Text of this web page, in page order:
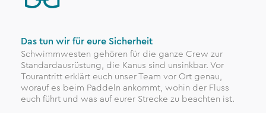
Das tun wir für eure Sicherheit
Schwimmwesten gehören für die ganze Crew zur
Standardausrüstung, die Kanus sind unsinkbar. Vor
Tourantritt erklärt euch unser Team vor Ort genau,
worauf es beim Paddeln ankommt, wohin der Fluss
euch führt und was auf eurer Strecke zu beachten ist.